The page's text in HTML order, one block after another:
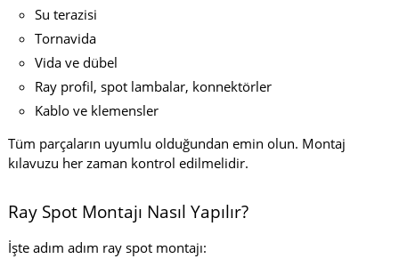
Su terazisi
Tornavida
Vida ve dübel
Ray profil, spot lambalar, konnektörler
Kablo ve klemensler
Tüm parçaların uyumlu olduğundan emin olun. Montaj
kılavuzu her zaman kontrol edilmelidir.
Ray Spot Montajı Nasıl Yapılır?
İşte adım adım ray spot montajı: